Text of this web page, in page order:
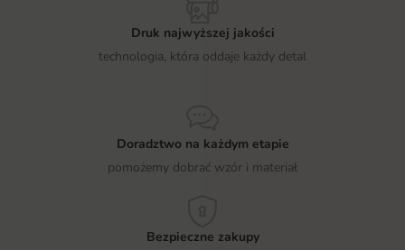
Druk najwyższej jakości
technologia, która oddaje każdy detal
Doradztwo na każdym etapie
pomożemy dobrać wzór i materiał
Bezpieczne zakupy